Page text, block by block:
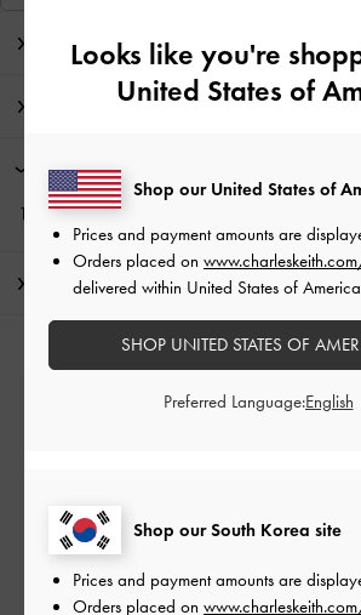
에디터의 노트
제품 상세 정보 & 관리 방법
프로모션
10% 할인*, 뉴스레터 구독과
배송 및 반품
무료 표준 배송
배송 후 7일 이내
프리빌리지 멤버십 자격 조건
Looks like you're
United States of
Shop our South Korea site
Prices and payment amounts are
Orders placed on
Shop our United States of
Prices and payment amounts are
Orders placed on
delivered within United States of
SHOP UNITED STATES OF
Preferred Language: